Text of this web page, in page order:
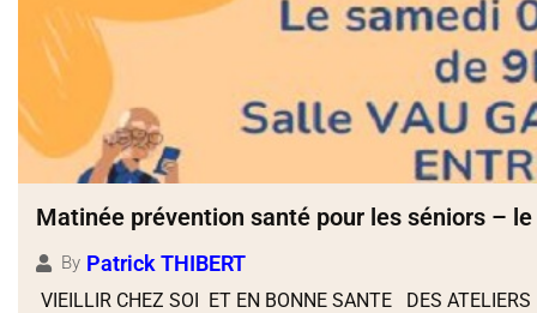
Matinée prévention santé pour les séniors –
By Patrick THIBERT
VIEILLIR CHEZ SOI ET EN BONNE SANTE DES